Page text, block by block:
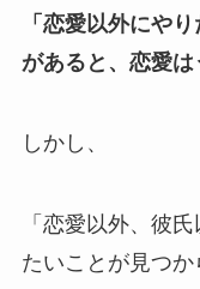
「恋愛以外にやり
があると、恋愛は
しかし、
「恋愛以外、彼
たいことが見つか